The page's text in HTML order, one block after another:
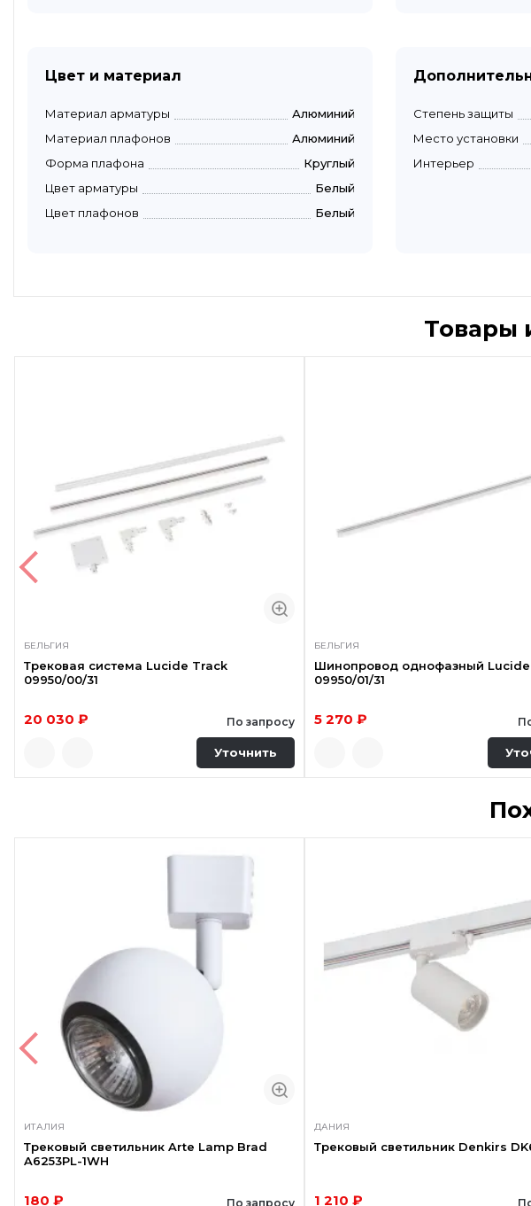
Цвет и материал
Материал арматуры
Алюминий
Материал плафонов
Алюминий
Форма плафона
Круглый
Цвет арматуры
Белый
Цвет плафонов
Белый
Степень защиты
Место установки
Интерьер
Товары
БЕЛЬГИЯ
Трековая система Lucide Track
09950/00/31
20 030 ₽ По запросу
Уточнить
БЕЛЬГИЯ
Шинопровод однофазный
09950/01/31
5 270 ₽
Быстрый
ИТАЛИЯ
Трековый светильник Arte Lamp Brad
A6253PL-1WH
180 ₽ По запросу
ДАНИЯ
Трековый светильник Denkirs
1 210 ₽